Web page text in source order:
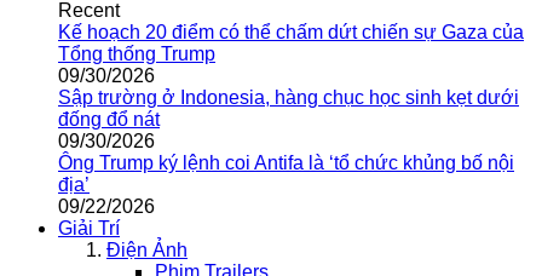
Recent
Kế hoạch 20 điểm có thể chấm dứt chiến sự Gaza của
Tổng thống Trump
09/30/2026
Sập trường ở Indonesia, hàng chục học sinh kẹt dưới
đống đổ nát
09/30/2026
Ông Trump ký lệnh coi Antifa là ‘tổ chức khủng bố nội
địa’
09/22/2026
Giải Trí
Điện Ảnh
Phim Trailers